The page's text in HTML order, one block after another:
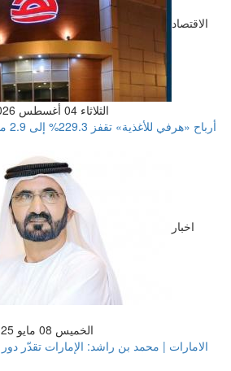
الاقتصاد
الثلاثاء 04 أغسطس 2026 12:28 صباحاً
اخبار
الخميس 08 مايو 2025 09:34 مساءً
الامارات | محمد بن راشد: الإمارات تقدّر دور